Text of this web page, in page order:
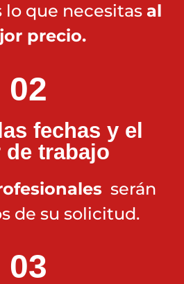
que necesitas al
precio.
02
fechas y el
de trabajo
serán
de su solicitud.
03